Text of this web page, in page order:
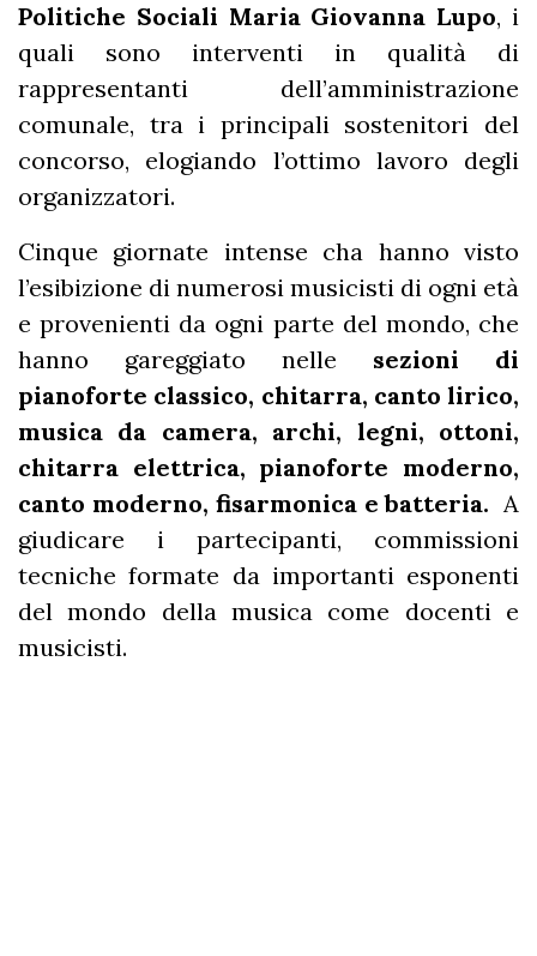
Politiche Sociali Maria Giovanna Lupo, i
quali sono interventi in qualità di
rappresentanti dell’amministrazione
comunale, tra i principali sostenitori del
concorso, elogiando l’ottimo lavoro degli
organizzatori.
Cinque giornate intense cha hanno visto
l’esibizione di numerosi musicisti di ogni età
e provenienti da ogni parte del mondo, che
hanno gareggiato nelle sezioni di
pianoforte classico, chitarra, canto lirico,
musica da camera, archi, legni, ottoni,
chitarra elettrica, pianoforte moderno,
canto moderno, fisarmonica e batteria. A
giudicare i partecipanti, commissioni
tecniche formate da importanti esponenti
del mondo della musica come docenti e
musicisti.